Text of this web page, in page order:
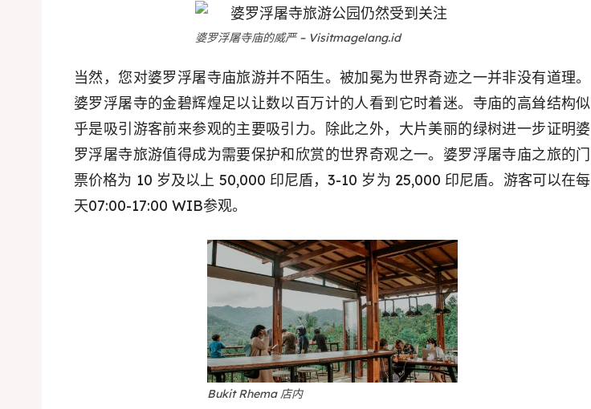
Tempat Makan Rombongan
Ruang Meeting
Playground Anak
Katering Magelang
Nasi Box
Playground Anak
Nasi Box
Français
日本語
婆罗浮屠寺庙的威严 – Visitmagelang.id
当然，您对婆罗浮屠寺庙旅游并不陌生。被加冕为世界奇迹之一并非没有道理。
婆罗浮屠寺的金碧辉煌足以让数以百万计的人看到它时着迷。寺庙的高耸结构似
乎是吸引游客前来参观的主要吸引力。除此之外，大片美丽的绿树进一步证明婆
罗浮屠寺旅游值得成为需要保护和欣赏的世界奇观之一。婆罗浮屠寺庙之旅的门
票价格为 10 岁及以上 50,000 印尼盾，3-10 岁为 25,000 印尼盾。游客可以在每
天07:00-17:00 WIB参观。
Bukit Rhema 店内